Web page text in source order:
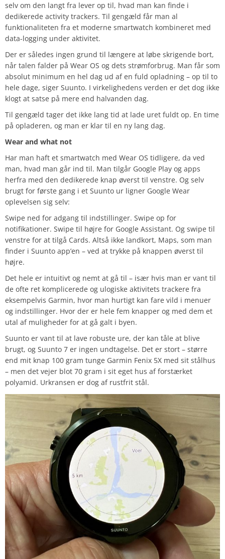
selv om den langt fra lever op til, hvad man kan finde i
dedikerede activity trackers. Til gengæld får man al
funktionaliteten fra et moderne smartwatch kombineret med
data-logging under aktivitet.
Der er således ingen grund til længere at løbe skrigende bort,
når talen falder på Wear OS og dets strømforbrug. Man får som
absolut minimum en hel dag ud af en fuld opladning – op til to
hele dage, siger Suunto. I virkelighedens verden er det dog ikke
klogt at satse på mere end halvanden dag.
Til gengæld tager det ikke lang tid at lade uret fuldt op. En time
på opladeren, og man er klar til en ny lang dag.
Wear and what not
Har man haft et smartwatch med Wear OS tidligere, da ved
man, hvad man går ind til. Man tilgår Google Play og apps
herfra med den dedikerede knap øverst til venstre. Og selv
brugt for første gang i et Suunto ur ligner Google Wear
oplevelsen sig selv:
Swipe ned for adgang til indstillinger. Swipe op for
notifikationer. Swipe til højre for Google Assistant. Og swipe til
venstre for at tilgå Cards. Altså ikke landkort, Maps, som man
finder i Suunto app’en – ved at trykke på knappen øverst til
højre.
Det hele er intuitivt og nemt at gå til – især hvis man er vant til
de ofte ret komplicerede og ulogiske aktivitets trackere fra
eksempelvis Garmin, hvor man hurtigt kan fare vild i menuer
og indstillinger. Hvor der er hele fem knapper og med dem et
utal af muligheder for at gå galt i byen.
Suunto er vant til at lave robuste ure, der kan tåle at blive
brugt, og Suunto 7 er ingen undtagelse. Det er stort – større
end mit knap 100 gram tunge Garmin Fenix 5X med sit stålhus
– men det vejer blot 70 gram i sit eget hus af forstærket
polyamid. Urkransen er dog af rustfrit stål.